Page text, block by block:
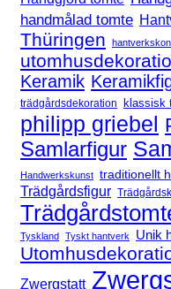
handmålad tomte
Thüringen
Keramik
trädgårdsdekoration
klassisk
philipp griebel
Samlarfigur
Handwerkskunst traditionellt
Trädgårdsfigur
Tyskland Tyskt hantverk Unik
Zwergstatt